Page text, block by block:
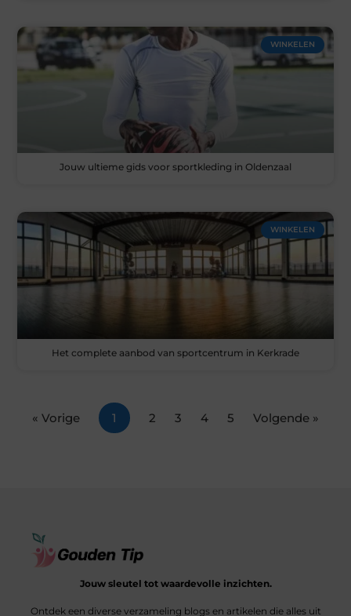
WINKELEN
Jouw ultieme gids voor sportkleding in Oldenzaal
WINKELEN
Het complete aanbod van sportcentrum in Kerkrade
« Vorige 1 2 3 4 5 Volgende »
Jouw sleutel tot waardevolle inzichten.
Ontdek een diverse verzameling blogs en artikelen die alles uit